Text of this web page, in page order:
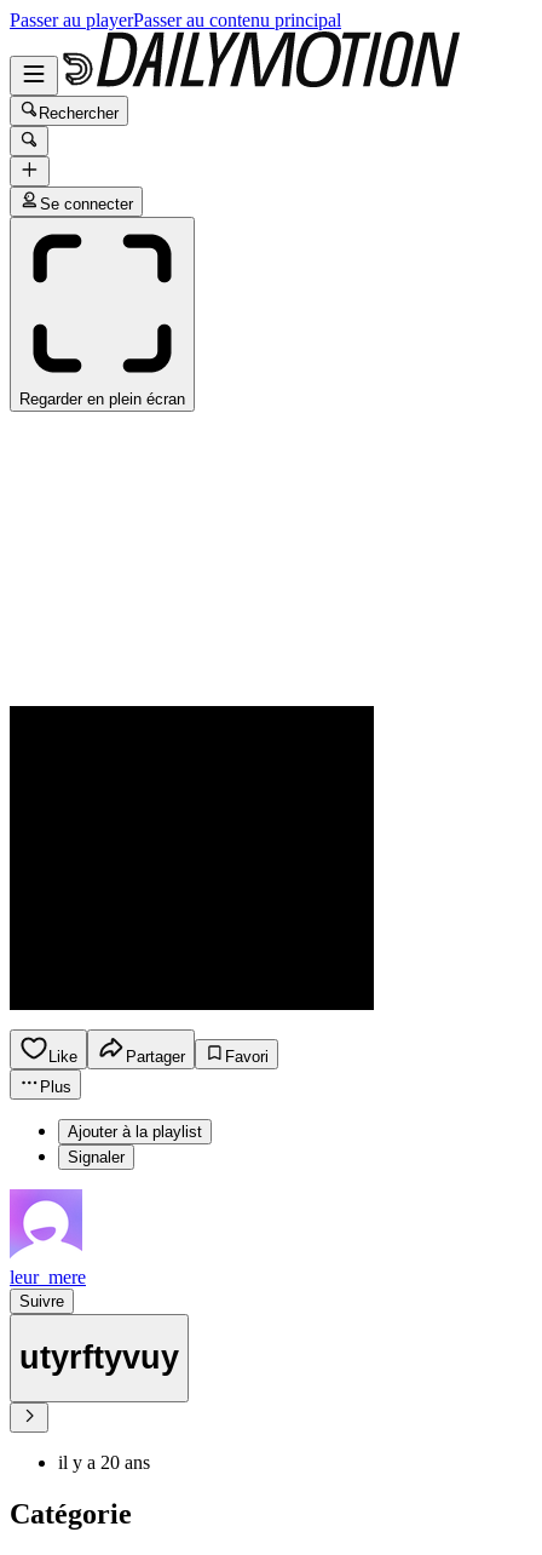
Passer au playerPasser au contenu principal
Rechercher
Se connecter
Regarder en plein écran
Like Partager
Favori
Plus
Ajouter à la playlist
Signaler
leur_mere
Suivre
utyrftyvuy
il y a 20 ans
Catégorie